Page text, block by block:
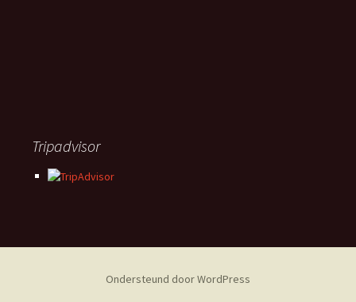
Tripadvisor
Ondersteund door WordPress